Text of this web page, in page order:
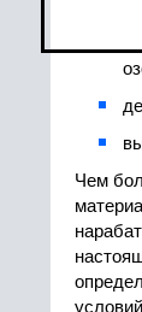
Чем